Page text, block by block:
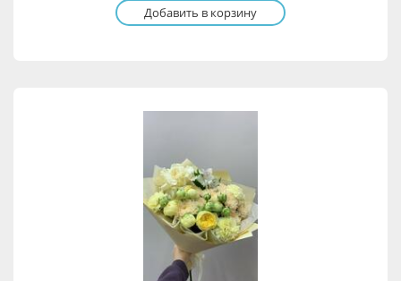
Добавить в корзину